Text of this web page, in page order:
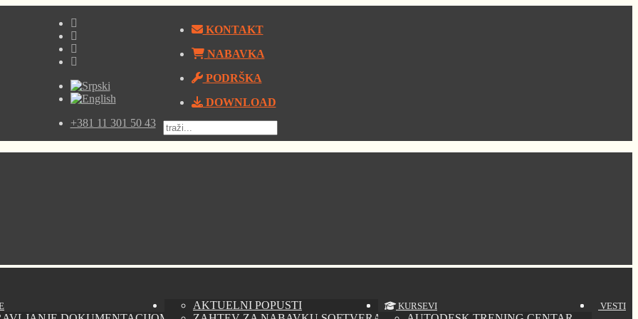
+381 11 301 50 43
KONTAKT
NABAVKA
PODRŠKA
DOWNLOAD
AKTUELNI POPUSTI
KURSEVI VESTI